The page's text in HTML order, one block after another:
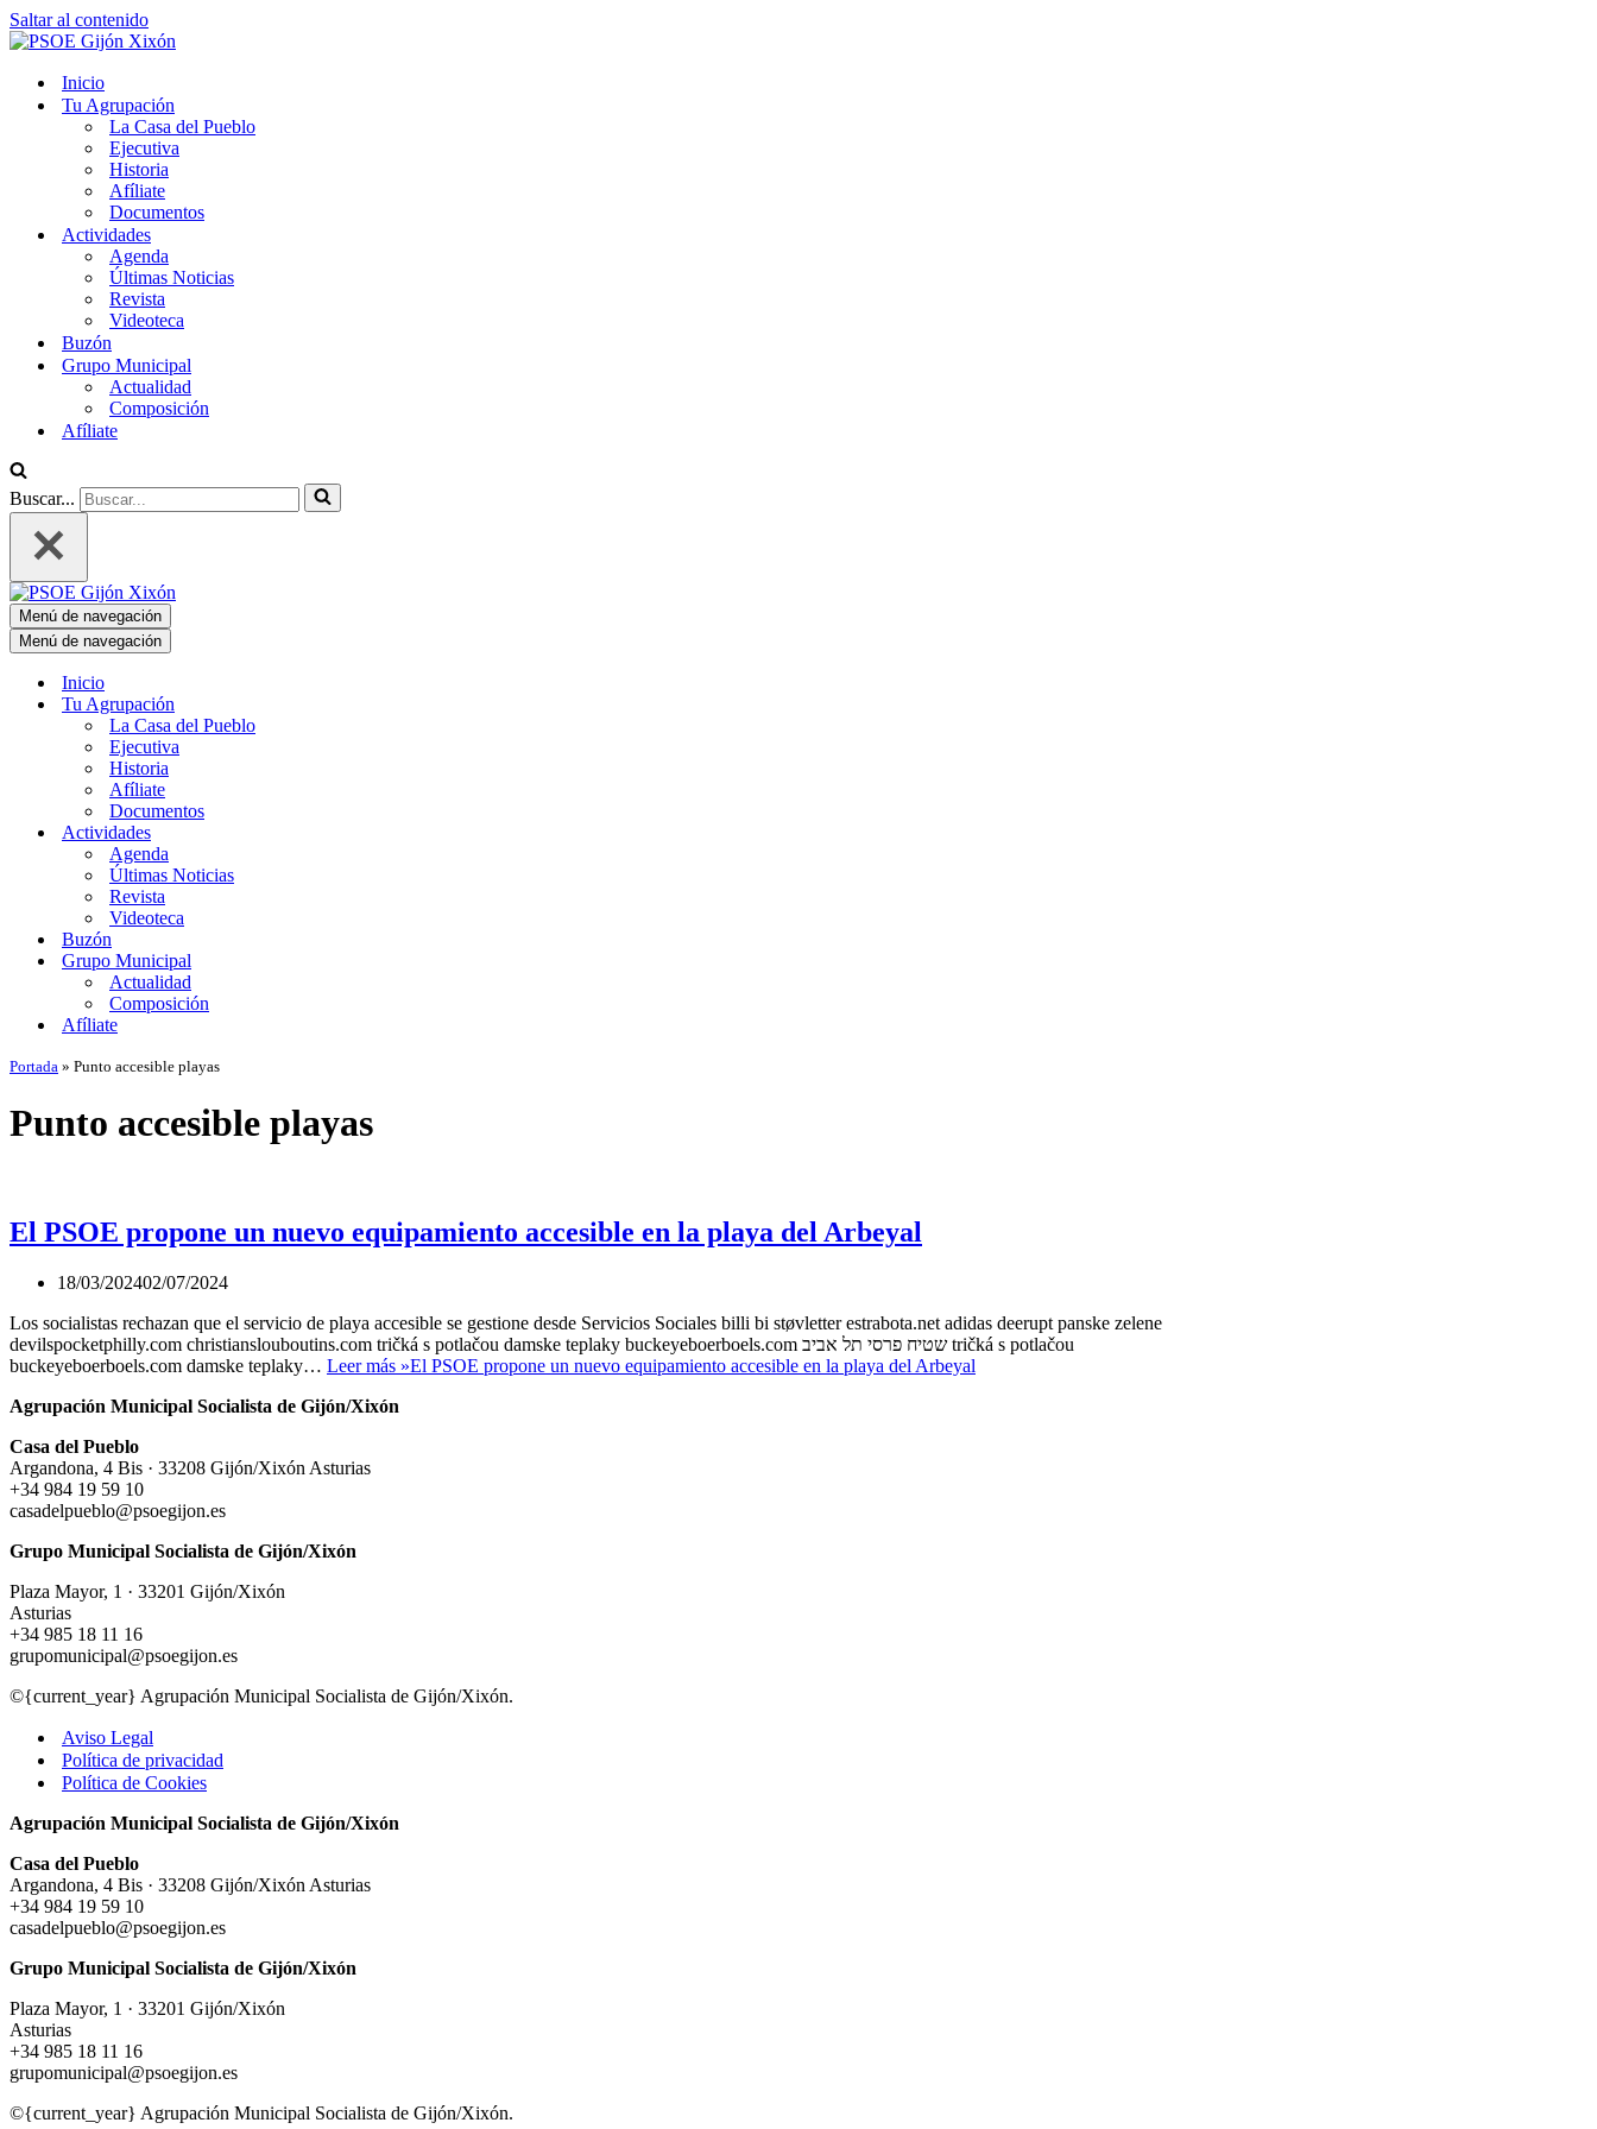
Saltar al contenido
Inicio
Tu Agrupación
La Casa del Pueblo
Ejecutiva
Historia
Afíliate
Documentos
Actividades
Agenda
Últimas Noticias
Revista
Videoteca
Buzón
Grupo Municipal
Actualidad
Composición
Afíliate
Buscar...
Menú de navegación
Menú de navegación
Inicio
Tu Agrupación
La Casa del Pueblo
Ejecutiva
Historia
Afíliate
Documentos
Actividades
Agenda
Últimas Noticias
Revista
Videoteca
Buzón
Grupo Municipal
Actualidad
Composición
Afíliate
Portada » Punto accesible playas
Punto accesible playas
El PSOE propone un nuevo equipamiento accesible en la playa del Arbeyal
18/03/202402/07/2024
Los socialistas rechazan que el servicio de playa accesible se gestione desde Servicios Sociales billi bi støvletter estrabota.net adidas deerupt panske zelene
devilspocketphilly.com christianslouboutins.com tričká s potlačou damske teplaky buckeyeboerboels.com שטיח פרסי תל אביב tričká s potlačou
buckeyeboerboels.com damske teplaky… Leer más »El PSOE propone un nuevo equipamiento accesible en la playa del Arbeyal
Agrupación Municipal Socialista de Gijón/Xixón
Casa del Pueblo
Argandona, 4 Bis · 33208 Gijón/Xixón Asturias
+34 984 19 59 10
casadelpueblo@psoegijon.es
Grupo Municipal Socialista de Gijón/Xixón
Plaza Mayor, 1 · 33201 Gijón/Xixón
Asturias
+34 985 18 11 16
grupomunicipal@psoegijon.es
©{current_year} Agrupación Municipal Socialista de Gijón/Xixón.
Aviso Legal
Política de privacidad
Política de Cookies
Agrupación Municipal Socialista de Gijón/Xixón
Casa del Pueblo
Argandona, 4 Bis · 33208 Gijón/Xixón Asturias
+34 984 19 59 10
casadelpueblo@psoegijon.es
Grupo Municipal Socialista de Gijón/Xixón
Plaza Mayor, 1 · 33201 Gijón/Xixón
Asturias
+34 985 18 11 16
grupomunicipal@psoegijon.es
©{current_year} Agrupación Municipal Socialista de Gijón/Xixón.